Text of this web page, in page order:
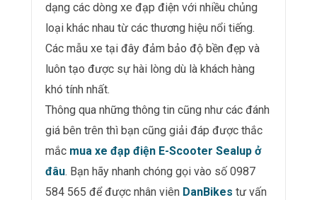
dạng các dòng xe đạp điện với nhiều chủng
loại khác nhau từ các thương hiệu nổi tiếng.
Các mẫu xe tại đây đảm bảo độ bền đẹp và
luôn tạo được sự hài lòng dù là khách hàng
khó tính nhất.
Thông qua những thông tin cũng như các đánh
giá bên trên thì bạn cũng giải đáp được thắc
mắc mua xe đạp điện E-Scooter Sealup ở
đâu. Bạn hãy nhanh chóng gọi vào số 0987
584 565 để được nhân viên DanBikes tư vấn